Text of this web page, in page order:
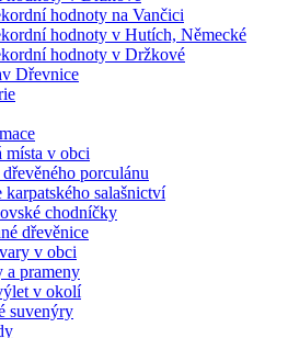
hodnoty na Vančici
hodnoty v Hutích, Německé
hodnoty v Držkové
Dřevnice
místa v obci
porculánu
karpatského salašnictví
chodníčky
dřevěnice
v obci
a prameny
v okolí
suvenýry